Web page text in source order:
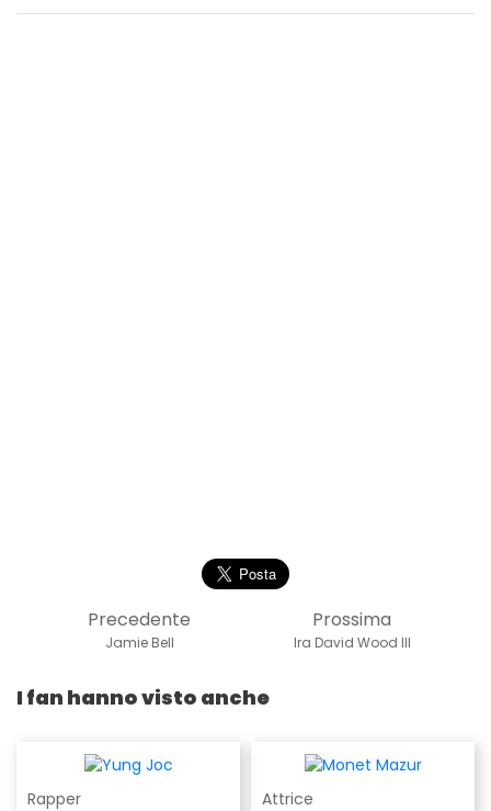
Prossima
Ira David Wood III
Precedente
Jamie Bell
I fan hanno visto anche
Rapper Attrice